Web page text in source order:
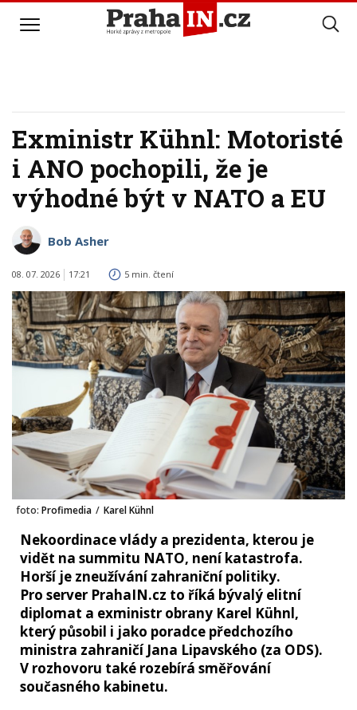
Exministr Kühnl: Motoristé
i ANO pochopili, že je
výhodné být v NATO a EU
Bob Asher
08. 07. 2026 17:21 5 min. čtení
foto: Profimedia / Karel Kühnl
Nekoordinace vlády a prezidenta, kterou je
vidět na summitu NATO, není katastrofa.
Horší je zneužívání zahraniční politiky.
Pro server PrahaIN.cz to říká bývalý elitní
diplomat a exministr obrany Karel Kühnl,
který působil i jako poradce předchozího
ministra zahraničí Jana Lipavského (za ODS).
V rozhovoru také rozebírá směřování
současného kabinetu.